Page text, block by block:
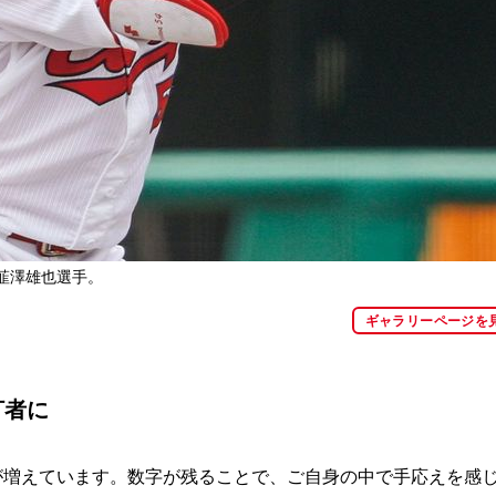
雄也選手。
ギャラリーページを
に
えています。数字が残ることで、ご自身の中で手応えを感